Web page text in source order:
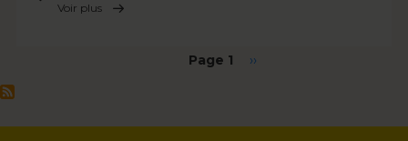
Voir plus
Page 1
Page
››